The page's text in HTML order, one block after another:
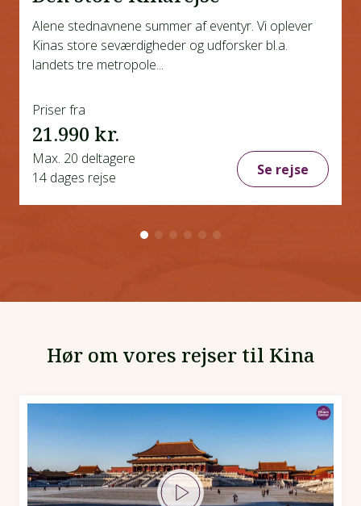
Alene stednavnene summer af eventyr. Vi oplever
Kinas store seværdigheder og udforsker bl.a.
landets tre metropole...
Priser fra
21.990 kr.
Max. 20 deltagere
14 dages rejse
Se rejse
Hør om vores rejser til Kina